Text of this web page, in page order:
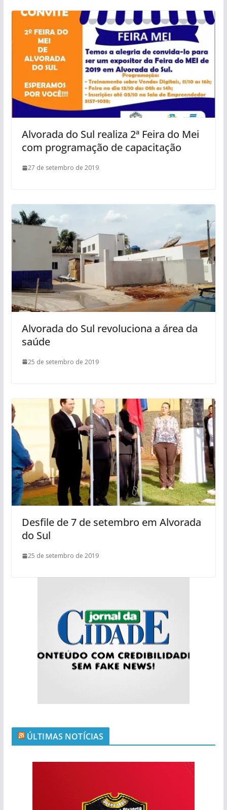
Alvorada do Sul realiza 2ª Feira do Mei
com programação de capacitação
27 de setembro de 2019
Alvorada do Sul revoluciona a área da
saúde
25 de setembro de 2019
Desfile de 7 de setembro em Alvorada
do Sul
25 de setembro de 2019
ÚLTIMAS NOTÍCIAS